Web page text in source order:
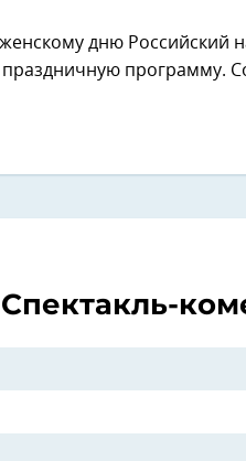
дню
праздничную программу.
Спектакль-